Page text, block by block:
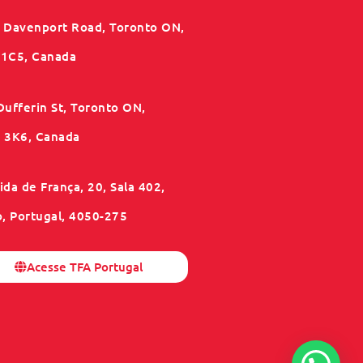
Road, Toronto ON,
Canada
St, Toronto ON,
3K6, Canada
de França, 20, Sala 402,
Portugal, 4050-275
Acesse TFA Portugal